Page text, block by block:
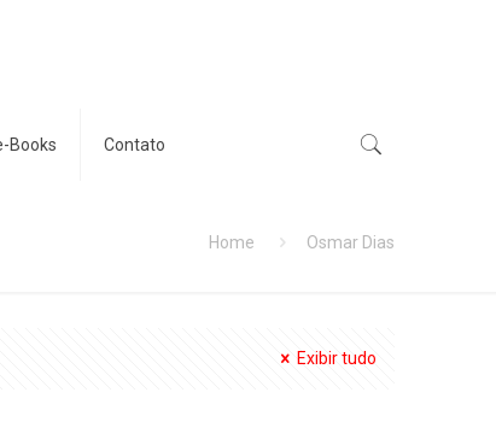
Books Contato
Home Osmar Dias
Exibir tudo